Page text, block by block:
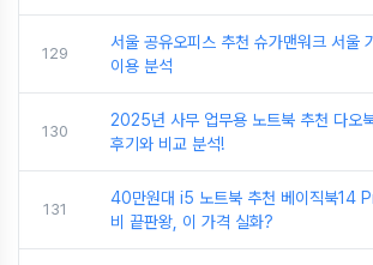
129
서울 공유오피스 추천 슈가맨워크 서울
이용 분석
130
2025년 사무 업무용 노트북 추천 다오
후기와 비교 분석!
131
40만원대 i5 노트북 추천 베이직북14
비 끝판왕, 이 가격 실화?